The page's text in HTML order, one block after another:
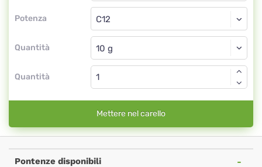
Potenza
Globuli
C12
Quantità
Globuli
Quantità
Mettere nel carello
Pontenze disponibili